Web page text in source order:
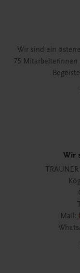
Wir sind ein
75
Wir
Mail: